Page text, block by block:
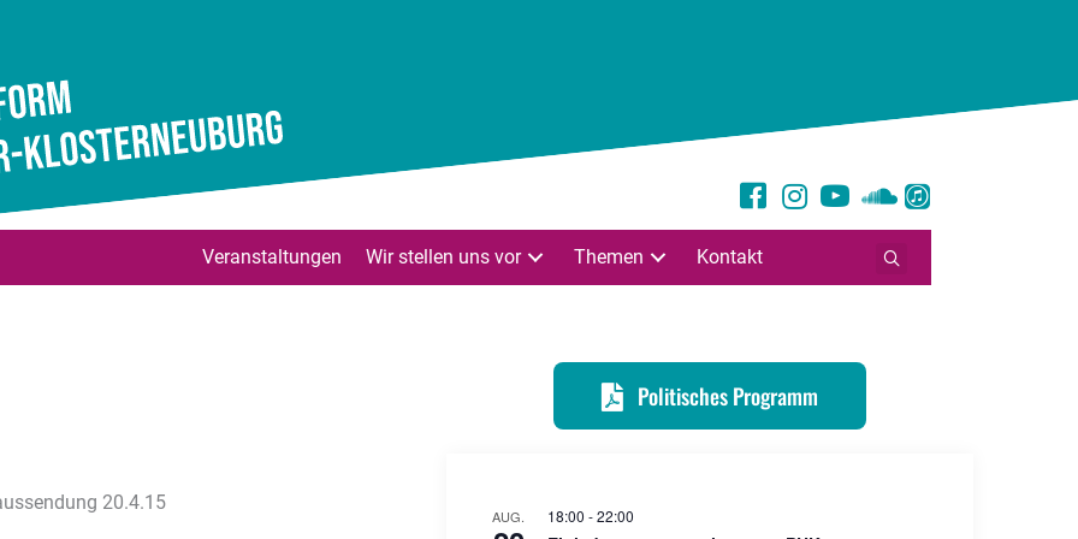
Veranstaltungen Wir stellen uns vor Themen Kontakt
20.4.15
Politisches Programm
AUG. 18:00 -22:00